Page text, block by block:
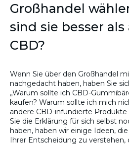
Großhandel
sind sie besser als
CBD?
Wenn Sie über den Großhandel
nachgedacht haben, haben Sie
„Warum sollte ich CBD-
kaufen? Warum sollte ich mich
andere CBD-infundierte Produkte
Sie die Erklärung für sich selbst
haben, haben wir einige Ideen,
Ihrer Entscheidung zu verstehen,